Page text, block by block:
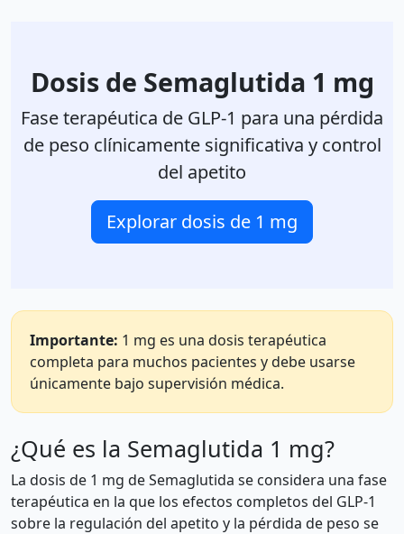
Dosis de Semaglutida 1 mg
Fase terapéutica de GLP-1 para una pérdida
de peso clínicamente significativa y control
del apetito
Explorar dosis de 1 mg
Importante: 1 mg es una dosis terapéutica
completa para muchos pacientes y debe usarse
únicamente bajo supervisión médica.
¿Qué es la Semaglutida 1 mg?
La dosis de 1 mg de Semaglutida se considera una fase
terapéutica en la que los efectos completos del GLP-1
sobre la regulación del apetito y la pérdida de peso se